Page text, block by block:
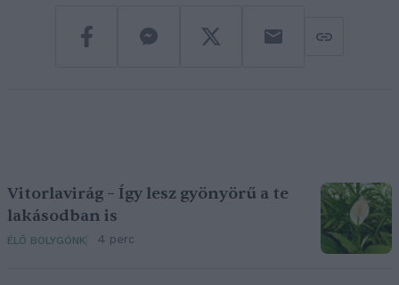
Vitorlavirág – Így lesz gyönyörű a te
lakásodban is
ÉLŐ BOLYGÓNK 4 perc